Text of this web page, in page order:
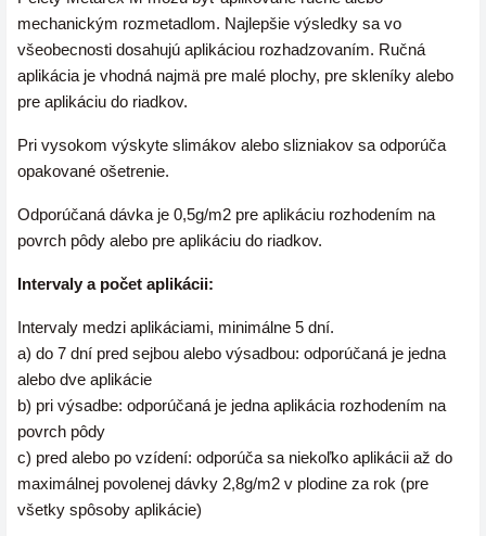
mechanickým rozmetadlom. Najlepšie výsledky sa vo
všeobecnosti dosahujú aplikáciou rozhadzovaním. Ručná
aplikácia je vhodná najmä pre malé plochy, pre skleníky alebo
pre aplikáciu do riadkov.
Pri vysokom výskyte slimákov alebo slizniakov sa odporúča
opakované ošetrenie.
Odporúčaná dávka je 0,5g/m2 pre aplikáciu rozhodením na
povrch pôdy alebo pre aplikáciu do riadkov.
Intervaly a počet aplikácii:
Intervaly medzi aplikáciami, minimálne 5 dní.
a) do 7 dní pred sejbou alebo výsadbou: odporúčaná je jedna
alebo dve aplikácie
b) pri výsadbe: odporúčaná je jedna aplikácia rozhodením na
povrch pôdy
c) pred alebo po vzídení: odporúča sa niekoľko aplikácii až do
maximálnej povolenej dávky 2,8g/m2 v plodine za rok (pre
všetky spôsoby aplikácie)